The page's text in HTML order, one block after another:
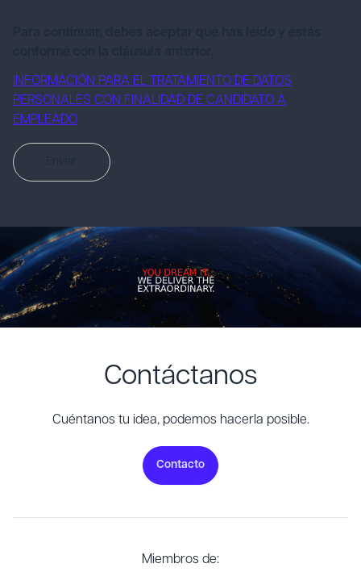
INFORMACIÓN PARA EL TRATAMIENTO DE DATOS
PERSONALES CON FINALIDAD DE CANDIDATO A
EMPLEADO
Contáctanos
Cuéntanos tu idea, podemos hacerla posible.
Contacto
Miembros de: